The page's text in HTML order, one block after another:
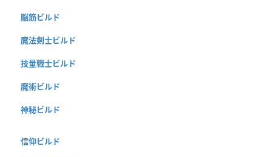
脳筋ビルド
魔法剣士ビルド
技量戦士ビルド
魔術ビルド
神秘ビルド
信仰ビルド